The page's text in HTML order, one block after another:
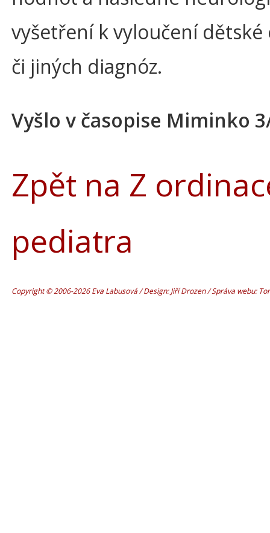
vyšetření k vyloučení dětské
či jiných diagnóz.
Vyšlo v časopise Miminko
Zpět na Z
pediatra
Copyright © 2006-2026 Eva Labusová / Design: Jiří Drozen / Správa webu: